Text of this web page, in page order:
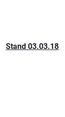
Stand 03.03.18